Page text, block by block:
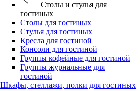
Столы и стулья для
гостиных
Столы для гостиных
Стулья для гостиных
Кресла для гостиной
Консоли для гостиной
Группы кофейные для гостиной
Группы журнальные для
гостиной
Шкафы, стеллажи, полки для гостиных